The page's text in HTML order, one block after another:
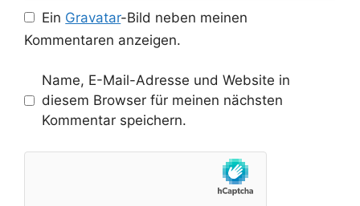
Ein Gravatar-Bild neben meinen
Kommentaren anzeigen.
Name, E-Mail-Adresse und Website in
diesem Browser für meinen nächsten
Kommentar speichern.